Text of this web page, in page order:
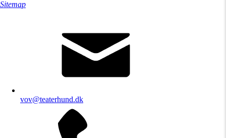
Sitemap
vov@teaterhund.dk